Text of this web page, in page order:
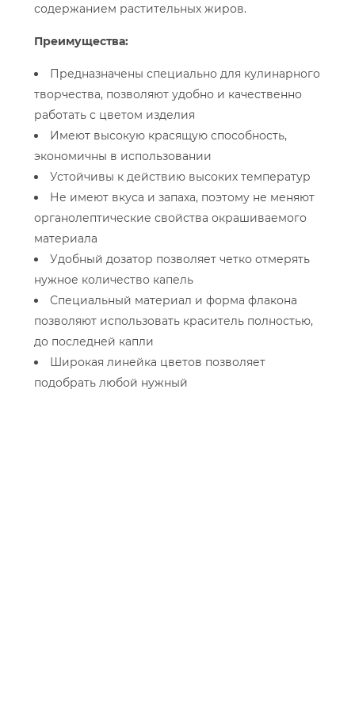
содержанием растительных жиров.
Преимущества:
Предназначены специально для кулинарного
творчества, позволяют удобно и качественно
работать с цветом изделия
Имеют высокую красящую способность,
экономичны в использовании
Устойчивы к действию высоких температур
Не имеют вкуса и запаха, поэтому не меняют
органолептические свойства окрашиваемого
материала
Удобный дозатор позволяет четко отмерять
нужное количество капель
Специальный материал и форма флакона
позволяют использовать краситель полностью,
до последней капли
Широкая линейка цветов позволяет
подобрать любой нужный